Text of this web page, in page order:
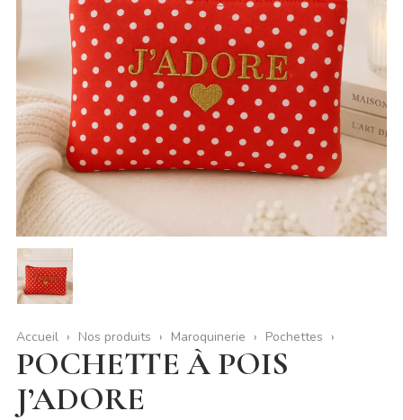
Accueil Nos produits Maroquinerie Pochettes
POCHETTE À POIS
J’ADORE